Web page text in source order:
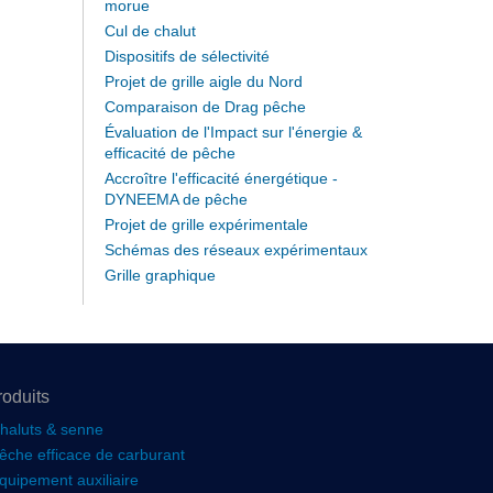
morue
Cul de chalut
Dispositifs de sélectivité
Projet de grille aigle du Nord
Comparaison de Drag pêche
Évaluation de l'Impact sur l'énergie &
efficacité de pêche
Accroître l'efficacité énergétique -
DYNEEMA de pêche
Projet de grille expérimentale
Schémas des réseaux expérimentaux
Grille graphique
& senne
efficace de carburant
auxiliaire